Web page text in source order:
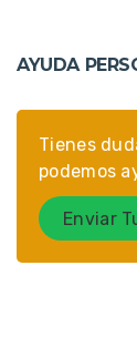
AYUDA
Tienes
podemos
Enviar